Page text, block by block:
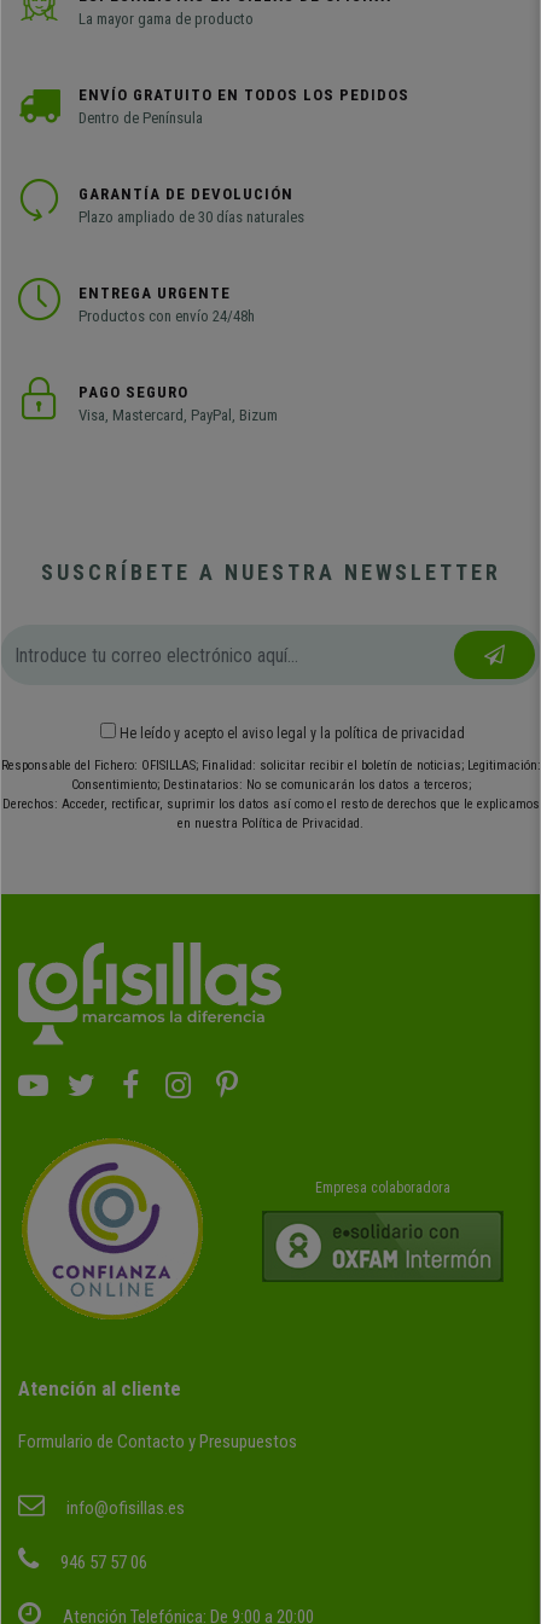
La mayor gama de producto
ENVÍO GRATUITO EN TODOS LOS PEDIDOS
Dentro de Península
GARANTÍA DE DEVOLUCIÓN
Plazo ampliado de 30 días naturales
ENTREGA URGENTE
Productos con envío 24/48h
PAGO SEGURO
Visa, Mastercard, PayPal, Bizum
SUSCRÍBETE A NUESTRA NEWSLETTER
He leído y acepto el aviso legal y la política de privacidad
Responsable del Fichero: OFISILLAS; Finalidad: solicitar recibir el boletín de noticias; Legitimación:
Consentimiento; Destinatarios: No se comunicarán los datos a terceros;
Derechos: Acceder, rectificar, suprimir los datos así como el resto de derechos que le explicamos
en nuestra Política de Privacidad.
Empresa colaboradora
Atención al cliente
Formulario de Contacto y Presupuestos
info@ofisillas.es
946 57 57 06
Atención Telefónica: De 9:00 a 20:00